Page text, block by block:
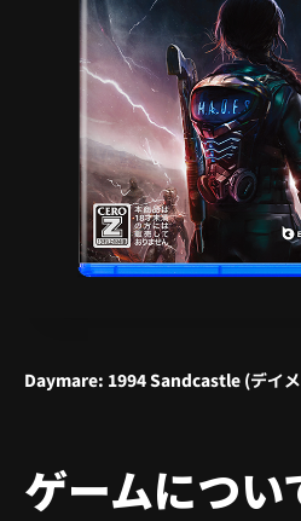
Daymare: 1994 Sandcastle (デイ
ゲームについ